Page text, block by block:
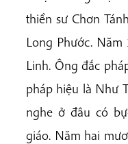
thiền sư Chơn
Long Phước.
Linh. Ông đắc
pháp hiệu là Như
nghe ở đâu có
giáo. Năm hai